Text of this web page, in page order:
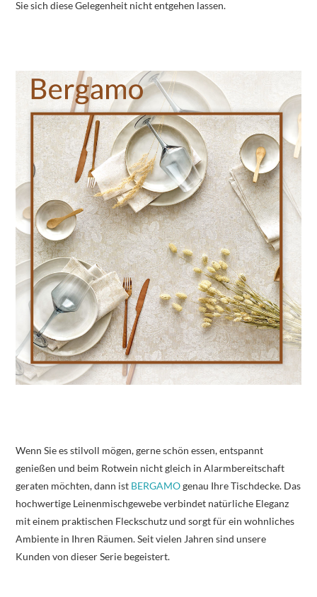
Sie sich diese Gelegenheit nicht entgehen lassen.
Wenn Sie es stilvoll mögen, gerne schön essen, entspannt
genießen und beim Rotwein nicht gleich in Alarmbereitschaft
geraten möchten, dann ist BERGAMOgenau Ihre Tischdecke. Das
hochwertige Leinenmischgewebe verbindet natürliche Eleganz
mit einem praktischen Fleckschutz und sorgt für ein wohnliches
Ambiente in Ihren Räumen. Seit vielen Jahren sind unsere
Kunden von dieser Serie begeistert.